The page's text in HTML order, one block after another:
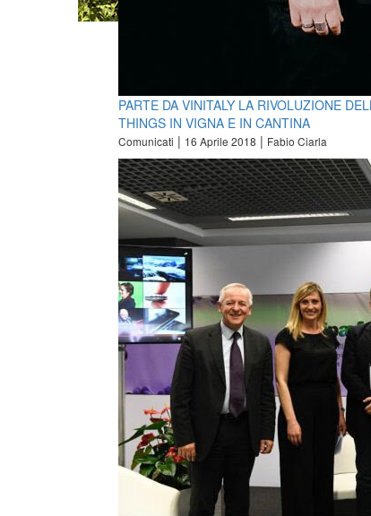
PARTE DA VINITALY LA RIVOLUZIONE
THINGS IN VIGNA E IN CANTINA
Comunicati | 16 Aprile 2018 | Fabio Ciarla